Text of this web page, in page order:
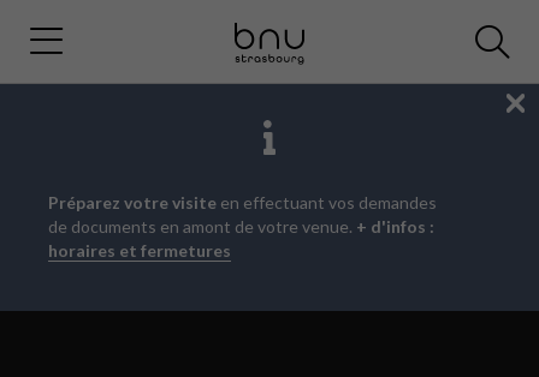
Aller
au
menu
Aller
au
contenu
Aller
à
la
Préparez votre visite en effectuant vos demandes
de documents en amont de votre venue. + d'infos :
horaires et fermetures